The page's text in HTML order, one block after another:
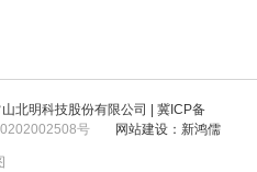
北明科技股份有限公司 | 冀ICP备
号 网站建设：新鸿儒